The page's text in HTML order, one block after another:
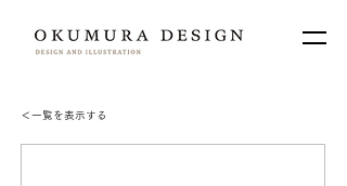
＜​一覧を表示する